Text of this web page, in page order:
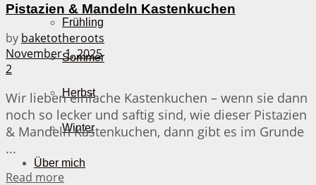
Frühling
Sommer
Herbst
Winter
Über mich
Pistazien & Mandeln Kastenkuchen
by baketotheroots
November 1, 2025
2
Wir lieben einfache Kastenkuchen – wenn sie dann
noch so lecker und saftig sind, wie dieser Pistazien
& Mandeln Kastenkuchen, dann gibt es im Grunde
...
Read more